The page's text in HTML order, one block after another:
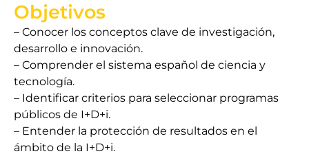
Objetivos
– Conocer los conceptos clave de investigación,
desarrollo e innovación.
– Comprender el sistema español de ciencia y
tecnología.
– Identificar criterios para seleccionar programas
públicos de I+D+i.
– Entender la protección de resultados en el
ámbito de la I+D+i.